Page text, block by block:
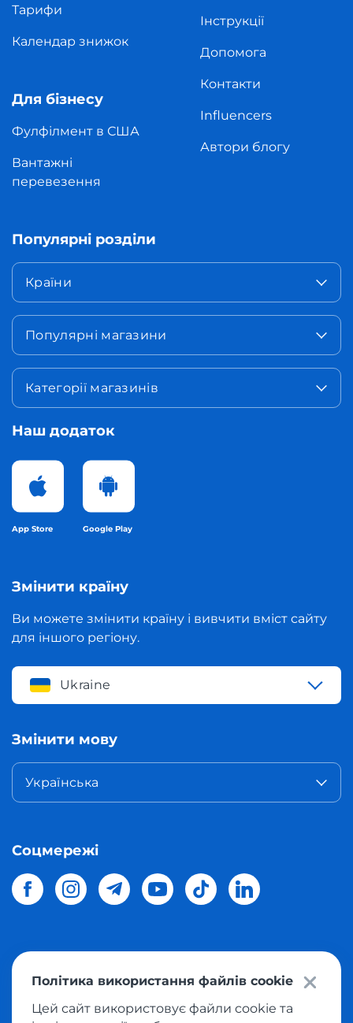
Тарифи
Календар знижок
Для бізнесу
Фулфілмент в США
Вантажні
перевезення
Інструкції
Допомога
Контакти
Influencers
Автори блогу
Популярні розділи
Країни
Популярні магазини
Категорії магазинів
Наш додаток
App Store Google Play
Змінити країну
Ви можете змінити країну і вивчити вміст сайту
для іншого регіону.
Ukraine
Змінити мову
Українська
Соцмережі
магазинів світу в Україну.Всі права захищені
Політика використання файлів cookie
Цей сайт використовує файли cookie та